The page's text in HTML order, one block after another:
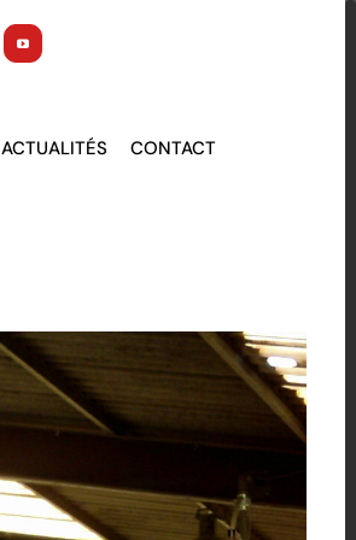
ACTUALITÉS CONTACT